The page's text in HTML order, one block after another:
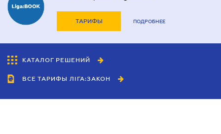
ТАРИФЫ ПОДРОБНЕЕ
КАТАЛОГ РЕШЕНИЙ
ВСЕ ТАРИФЫ ЛІГА:ЗАКОН